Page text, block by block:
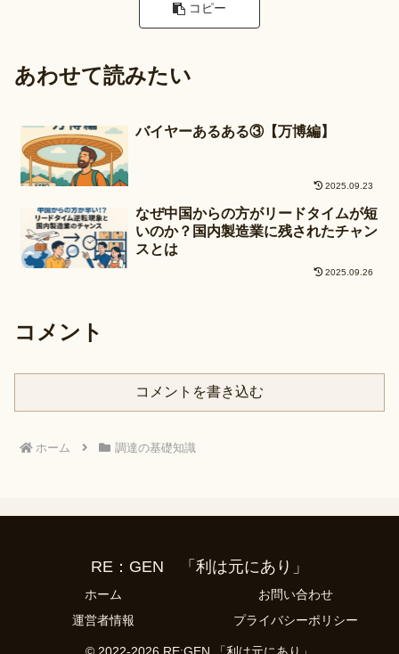
コピー
あわせて読みたい
バイヤーあるある③【万博編】
2025.09.23
なぜ中国からの方がリードタイムが短
いのか？国内製造業に残されたチャン
スとは
2025.09.26
コメント
コメントを書き込む
ホーム 調達の基礎知識
RE：GEN 「利は元にあり」
ホーム
お問い合わせ
運営者情報
プライバシーポリシー